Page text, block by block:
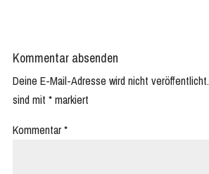
Kommentar absenden
Deine E-Mail-Adresse wird nicht veröffentlicht.
sind mit *markiert
Kommentar*